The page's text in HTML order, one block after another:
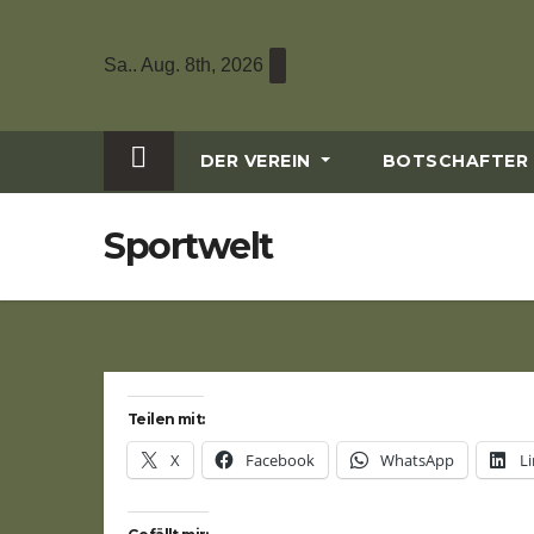
Sa.. Aug. 8th, 2026
DER VEREIN BOTSCHAFTER
Sportwelt
Teilen mit:
X Facebook WhatsApp